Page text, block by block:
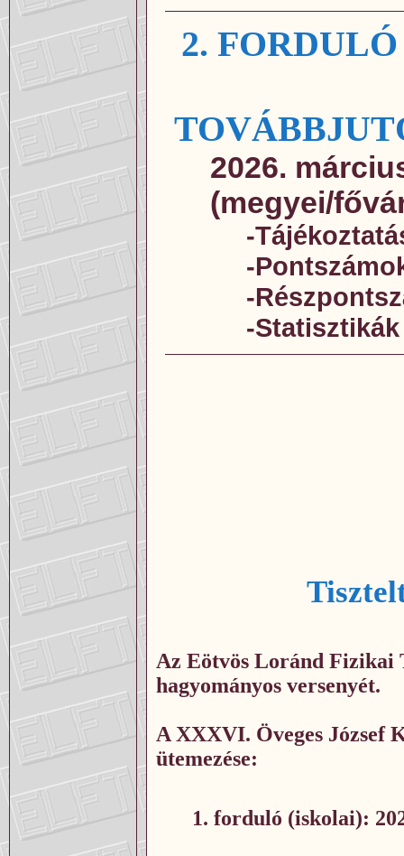
2.
2026.
(megyei/
-
-
-
-Statisztikák
Az Eötvös Loránd Fizikai
hagyományos versenyét.
A XXXVI. Öveges József
ütemezése:
1. forduló (iskolai):